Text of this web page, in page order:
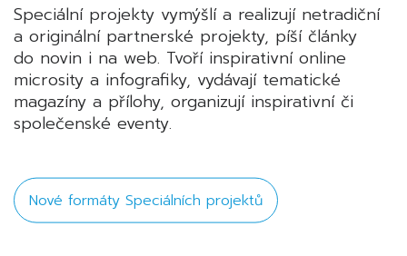
Speciální projekty vymýšlí a realizují netradiční
a originální partnerské projekty, píší články
do novin i na web. Tvoří inspirativní online
microsity a infografiky, vydávají tematické
magazíny a přílohy, organizují inspirativní či
společenské eventy.
Nové formáty Speciálních projektů